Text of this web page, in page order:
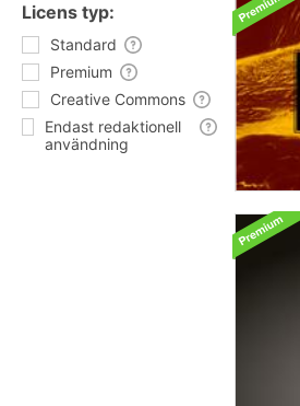
Licens typ:
Standard
Premium
Creative Commons
Endast redaktionell
användning